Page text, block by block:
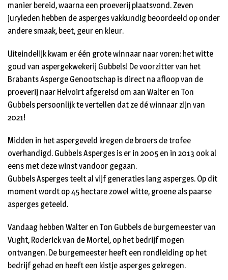
manier bereid, waarna een proeverij plaatsvond. Zeven
juryleden hebben de asperges vakkundig beoordeeld op onder
andere smaak, beet, geur en kleur.
Uiteindelijk kwam er één grote winnaar naar voren: het witte
goud van aspergekwekerij Gubbels! De voorzitter van het
Brabants Asperge Genootschap is direct na afloop van de
proeverij naar Helvoirt afgereisd om aan Walter en Ton
Gubbels persoonlijk te vertellen dat ze dé winnaar zijn van
2021!
Midden in het aspergeveld kregen de broers de trofee
overhandigd. Gubbels Asperges is er in 2005 en in 2013 ook al
eens met deze winst vandoor gegaan.
Gubbels Asperges teelt al vijf generaties lang asperges. Op dit
moment wordt op 45 hectare zowel witte, groene als paarse
asperges geteeld.
Vandaag hebben Walter en Ton Gubbels de burgemeester van
Vught, Roderick van de Mortel, op het bedrijf mogen
ontvangen. De burgemeester heeft een rondleiding op het
bedrijf gehad en heeft een kistje asperges gekregen.